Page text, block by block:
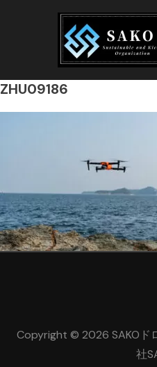
ZHU09186
Copyright © 2026 SAKOド
社